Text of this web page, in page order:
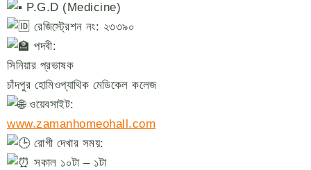
P.G.D (Medicine)
রেজিস্ট্রেশন নং: ২৩৩৯০
পদবী:
সিনিয়ার প্রভাষক
চাঁদপুর হোমিওপ্যাথিক মেডিকেল কলেজ
ওয়েবসাইট:
www.zamanhomeohall.com
রোগী দেখার সময়:
সকাল ১০টা – ১টা